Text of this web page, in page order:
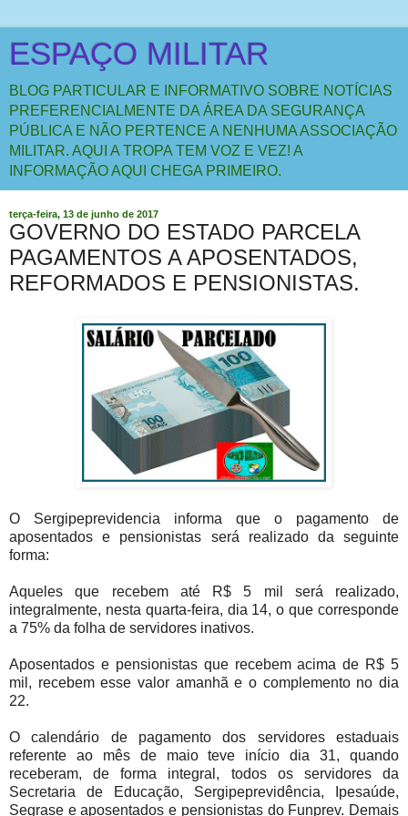
ESPAÇO MILITAR
BLOG PARTICULAR E INFORMATIVO SOBRE NOTÍCIAS
PREFERENCIALMENTE DA ÁREA DA SEGURANÇA
PÚBLICA E NÃO PERTENCE A NENHUMA ASSOCIAÇÃO
MILITAR. AQUI A TROPA TEM VOZ E VEZ! A
INFORMAÇÃO AQUI CHEGA PRIMEIRO.
terça-feira, 13 de junho de 2017
GOVERNO DO ESTADO PARCELA
PAGAMENTOS A APOSENTADOS,
REFORMADOS E PENSIONISTAS.
O Sergipeprevidencia informa que o pagamento de
aposentados e pensionistas será realizado da seguinte
forma:
Aqueles que recebem até R$ 5 mil será realizado,
integralmente, nesta quarta-feira, dia 14, o que corresponde
a 75% da folha de servidores inativos.
Aposentados e pensionistas que recebem acima de R$ 5
mil, recebem esse valor amanhã e o complemento no dia
22.
O calendário de pagamento dos servidores estaduais
referente ao mês de maio teve início dia 31, quando
receberam, de forma integral, todos os servidores da
Secretaria de Educação, Sergipeprevidência, Ipesaúde,
Segrase e aposentados e pensionistas do Funprev. Demais